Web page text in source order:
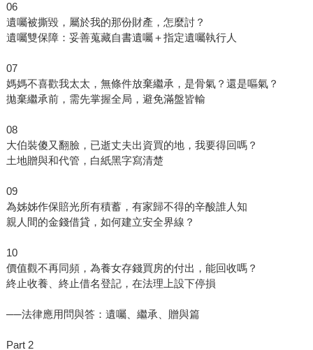
06
遺囑被撕毀，屬於我的那份財產，怎麼討？
遺囑雙保障：妥善蒐藏自書遺囑＋指定遺囑執行人
07
媽媽不喜歡我太太，無條件放棄繼承，是骨氣？還是嘔氣？
拋棄繼承前，需先掌握全局，避免滿盤皆輸
08
大伯裝傻又翻臉，已逝丈夫出資買的地，我要得回嗎？
土地贈與和代管，白紙黑字寫清楚
09
為姊姊作保賠光所有積蓄，有家歸不得的辛酸誰人知
親人間的金錢借貸，如何建立安全界線？
10
價值觀不再同頻，為養女存錢買房的付出，能回收嗎？
終止收養、終止借名登記，在法理上設下停損
──法律應用問與答：遺囑、繼承、贈與篇
Part 2